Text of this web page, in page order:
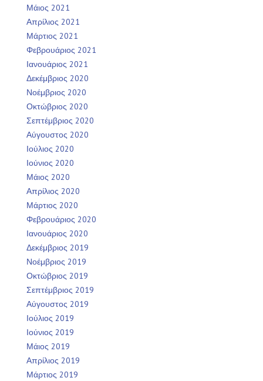
Μάιος 2021
Απρίλιος 2021
Μάρτιος 2021
Φεβρουάριος 2021
Ιανουάριος 2021
Δεκέμβριος 2020
Νοέμβριος 2020
Οκτώβριος 2020
Σεπτέμβριος 2020
Αύγουστος 2020
Ιούλιος 2020
Ιούνιος 2020
Μάιος 2020
Απρίλιος 2020
Μάρτιος 2020
Φεβρουάριος 2020
Ιανουάριος 2020
Δεκέμβριος 2019
Νοέμβριος 2019
Οκτώβριος 2019
Σεπτέμβριος 2019
Αύγουστος 2019
Ιούλιος 2019
Ιούνιος 2019
Μάιος 2019
Απρίλιος 2019
Μάρτιος 2019